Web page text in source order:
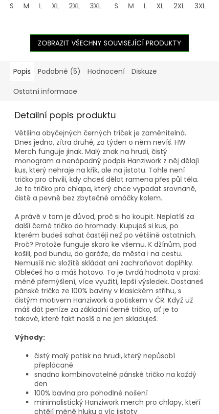
S
M L XL 2XL 3XL 4XL 5XL
S
M L XL 2XL 3XL
ZOBRAZIT VŠECHNY SOUVISEJÍCÍ PRODUKTY
Popis Podobné (5) Hodnocení Diskuze
Ostatní informace
Detailní popis produktu
Většina obyčejných černých triček je zaměnitelná.
Dnes jedno, zítra druhé, za týden o něm nevíš. HW
Merch funguje jinak. Malý znak na hrudi, čistý
monogram a nenápadný podpis Hanziwork z něj dělají
kus, který nehraje na křik, ale na jistotu. Tohle není
tričko pro chvíli, kdy chceš dělat ramena přes půl těla.
Je to tričko pro chlapa, který chce vypadat srovnaně,
čistě a pevně bez zbytečné omáčky kolem.
A právě v tom je důvod, proč si ho koupit. Neplatíš za
další černé tričko do hromady. Kupuješ si kus, po
kterém budeš sahat častěji než po většině ostatních.
Proč? Protože funguje skoro ke všemu. K džínům, pod
košili, pod bundu, do garáže, do města i na cestu.
Nemusíš nic složitě skládat ani zachraňovat doplňky.
Oblečeš ho a máš hotovo. To je tvrdá hodnota v praxi:
méně přemýšlení, více využití, lepší výsledek. Dostaneš
pánské tričko ze 100% bavlny v klasickém střihu, s
čistým motivem Hanziwork a potiskem v ČR. Když už
máš dát peníze za základní černé tričko, ať je to
takové, které fakt nosíš a ne jen skladuješ.
Výhody:
čistý malý potisk na hrudi, který nepůsobí
přeplácaně
snadno kombinovatelné pánské tričko na každý
den
100% bavlna pro pohodlné nošení
minimalistický Hanziwork merch pro chlapy, kteří
chtějí méně hluku a víc jistoty